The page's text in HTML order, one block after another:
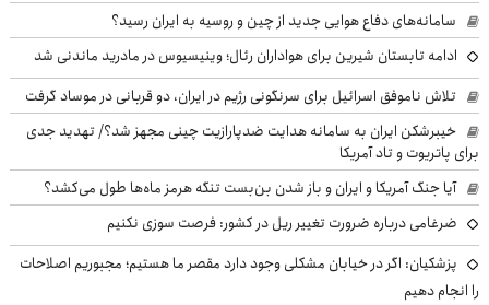
سامانه‌های دفاع هوایی جدید از چین و روسیه به ایران رسید؟
ادامه تابستان شیرین برای هواداران رئال؛ وینیسیوس در مادرید ماندنی شد
تلاش ناموفق اسرائیل برای سرنگونی رژیم در ایران، دو قربانی در موساد گرفت
خیبرشکن ایران به سامانه هدایت ضدپارازیت چینی مجهز شد؟/ تهدید جدی
برای پاتریوت و تاد آمریکا
آیا جنگ آمریکا و ایران و باز شدن بن‌بست تنگه هرمز ماه‌ها طول می‌کشد؟
ضرغامی درباره ضرورت تغییر ریل در کشور: فرصت سوزی نکنیم
پزشکیان: اگر در خیابان مشکلی وجود دارد مقصر ما هستیم؛ مجبوریم اصلاحات
را انجام دهیم